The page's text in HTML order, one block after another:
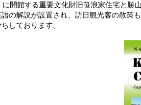
開館する重要文化財旧笹浪家住宅と勝
の解説が設置され、訪日観光客の散策
しております。